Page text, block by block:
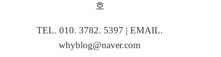
호
TEL. 010. 3782. 5397 | EMAIL.
whyblog@naver.com